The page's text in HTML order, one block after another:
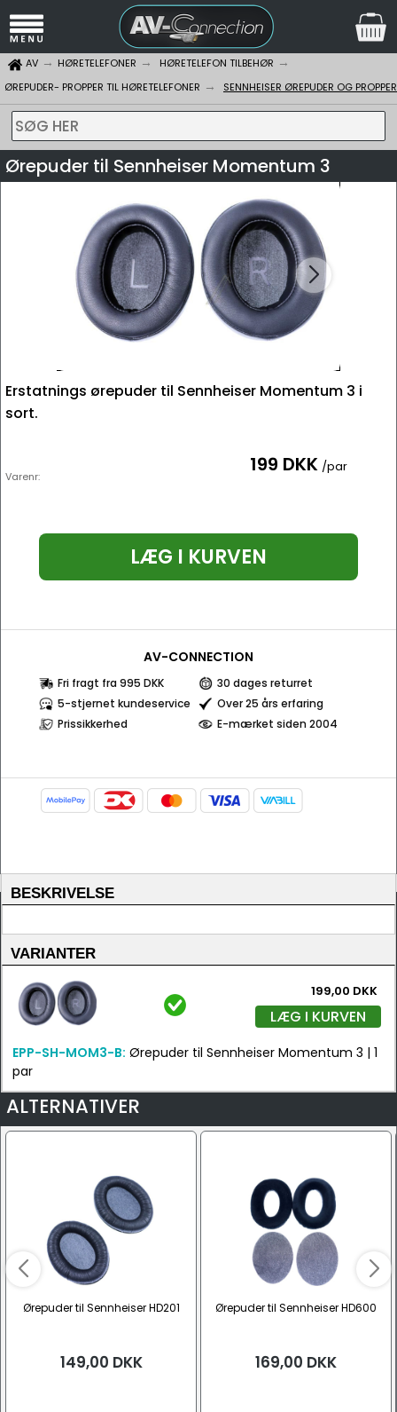
AV HØRETELEFONER
HØRETELEFON TILBEHØR
ØREPUDER- PROPPER TIL HØRETELEFONER
SENNHEISER ØREPUDER OG PROPPER
SØG HER
Ørepuder til Sennheiser Momentum 3
Erstatnings ørepuder til Sennheiser Momentum 3 i
sort.
Varenr: 199 DKK /par
LÆG I KURVEN
AV-CONNECTION
Fri fragt fra 995 DKK
30 dages returret
5-stjernet kundeservice
Over 25 års erfaring
Prissikkerhed
E-mærket siden 2004
BESKRIVELSE
VARIANTER
199,00 DKK
LÆG I KURVEN
EPP-SH-MOM3-B: Ørepuder til Sennheiser Momentum 3 | 1
par
ALTERNATIVER
Ørepuder til Sennheiser HD201
149,00 DKK
Ørepuder til Sennheiser HD600
169,00 DKK